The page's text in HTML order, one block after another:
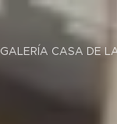
GALERÍA CASA DE